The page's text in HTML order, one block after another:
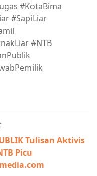
#KotaBima
#SapiLiar
#NTB
Tulisan Aktivis
Picu